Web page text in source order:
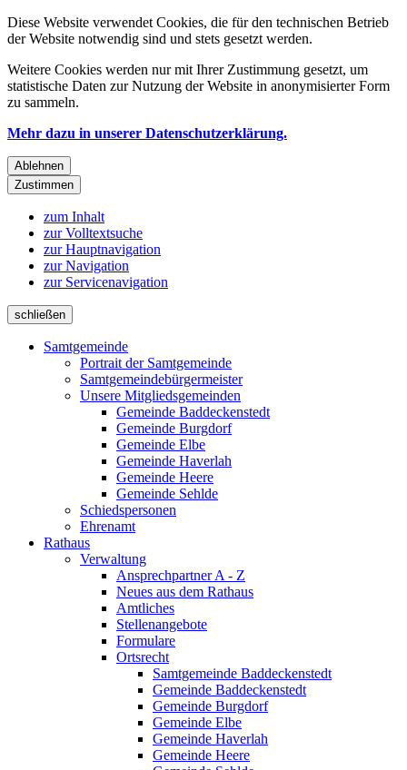
Diese Website verwendet Cookies, die für den technischen Betrieb
der Website notwendig sind und stets gesetzt werden.
Weitere Cookies werden nur mit Ihrer Zustimmung gesetzt, um
statistische Daten zur Nutzung der Website in anonymisierter Form
zu sammeln.
Mehr dazu in unserer Datenschutzerklärung.
Ablehnen
Zustimmen
zum Inhalt
zur Volltextsuche
zur Hauptnavigation
zur Navigation
zur Servicenavigation
schließen
Samtgemeinde
Portrait der Samtgemeinde
Samtgemeindebürgermeister
Unsere Mitgliedsgemeinden
Gemeinde Baddeckenstedt
Gemeinde Burgdorf
Gemeinde Elbe
Gemeinde Haverlah
Gemeinde Heere
Gemeinde Sehlde
Schiedspersonen
Ehrenamt
Rathaus
Verwaltung
Ansprechpartner A - Z
Neues aus dem Rathaus
Amtliches
Stellenangebote
Formulare
Ortsrecht
Samtgemeinde Baddeckenstedt
Gemeinde Baddeckenstedt
Gemeinde Burgdorf
Gemeinde Elbe
Gemeinde Haverlah
Gemeinde Heere